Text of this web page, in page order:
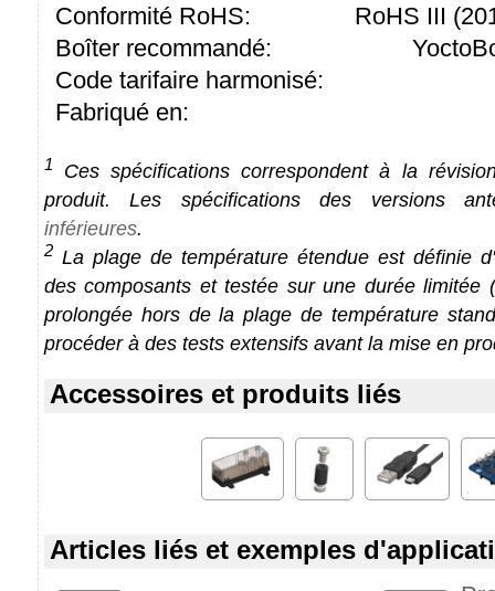
Conformité RoHS:
RoHS III
Boîter recommandé:
Code tarifaire harmonisé:
Fabriqué en:
1
Ces spécifications correspondent à la
produit. Les spécifications des versions
inférieures.
2 La plage de température étendue est définie
des composants et testée sur une durée limitée
prolongée hors de la plage de température
procéder à des tests extensifs avant la mise en
Accessoires et produits liés
Articles liés et exemples